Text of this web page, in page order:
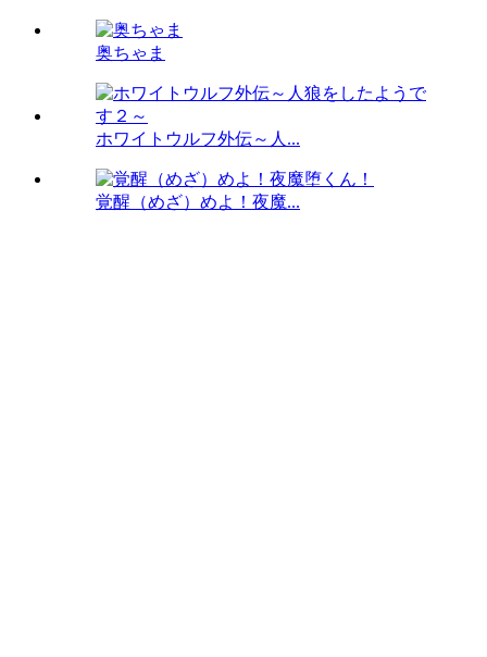
奥ちゃま
ホワイトウルフ外伝～人...
覚醒（めざ）めよ！夜魔...